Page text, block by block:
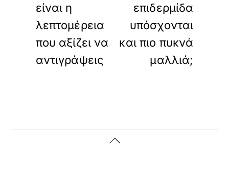
είναι η
λεπτομέρεια
που αξίζει να
αντιγράψεις
επιδερμίδα
υπόσχονται
και πιο πυκνά
μαλλιά;
Back